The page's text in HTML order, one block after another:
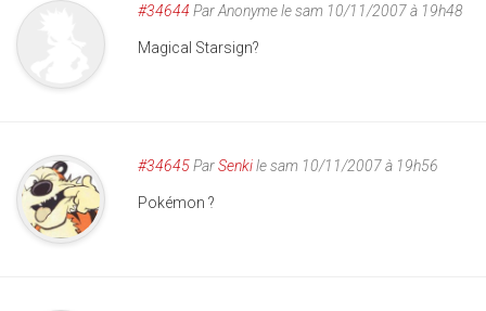
#34644 ParAnonymele sam 10/11/2007 à 19h48
Magical Starsign?
#34645ParSenkile sam 10/11/2007 à 19h56
Pokémon ?